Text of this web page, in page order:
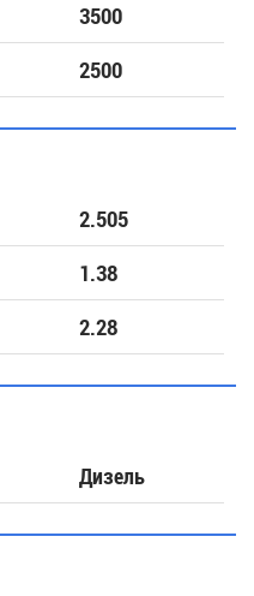
3500
2500
2.505
1.38
2.28
Дизель